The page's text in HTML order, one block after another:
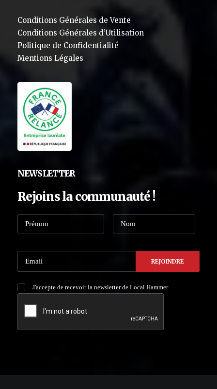
Conditions Générales de Vente
Conditions Générales d’Utilisation
Politique de Confidentialité
Mentions Légales
NEWSLETTER
Rejoins la communauté !
J'accepte de recevoir la newsletter de Local Hammer